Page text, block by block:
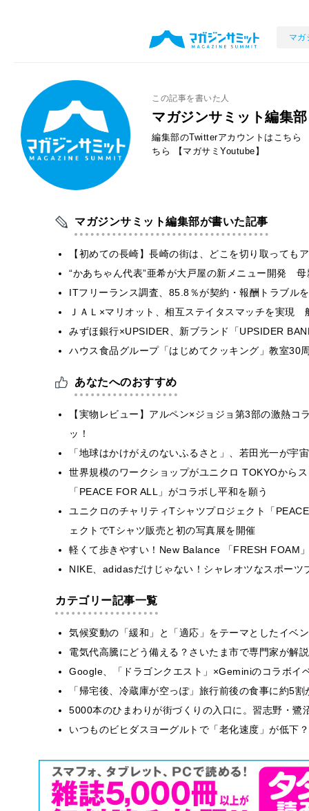
マガ
この記事を書いた人
マガジンサミット編集部
編集部のTwitterアカウントはこちら
ちら
【マガサミYoutube】
マガジンサミット編集部が書いた記事
【初めての長崎】長崎の街は、どこを切り取って
“かあちゃん代表”亜希が大戸屋の新メニュー開発
ITフリーランス調査、85.8％が契約・報酬トラブ
ＪＡＬ×マリオット、相互ステイタスマッチを実
みずほ銀行×UPSIDER、新ブランド「UPSIDER
ハウス食品グループ「はじめてクッキング」教室
あなたへのおすすめ
【実物レビュー】アルペン×ジョジョ第3部の激熱コ
ッ！
「地球はかけがえのないふるさと」、若田光一が宇
世界規模のワークショップがユニクロ TOKYOから
「PEACE FOR ALL」がコラボし平和を願う
ユニクロのチャリティTシャツプロジェクト「
ェクトでTシャツ販売と初の写真展を開催
軽くて歩きやすい！New Balance 「FRESH FOAM
NIKE、adidasだけじゃない！シャレオツなスポーツ
カテゴリー記事一覧
気候変動の「緩和」と「適応」をテーマとしたイベ
電気代高騰にどう備える？さいたま市で専門家が解
Google、「ドラゴンクエスト」×Geminiのコラボイ
「帰宅後、冷蔵庫が空っぽ」旅行前後の食事に約5
5000本のひまわりが街づくりの入口に。習志野・
いつものビヒダスヨーグルトで「老化速度」が低